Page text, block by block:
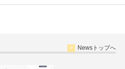
Newsトップへ